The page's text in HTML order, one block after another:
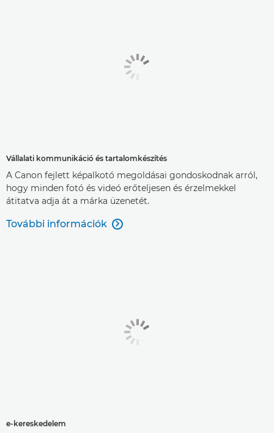
Vállalati kommunikáció és tartalomkészítés
A Canon fejlett képalkotó megoldásai gondoskodnak arról,
hogy minden fotó és videó erőteljesen és érzelmekkel
átitatva adja át a márka üzenetét.
További információk 
e-kereskedelem